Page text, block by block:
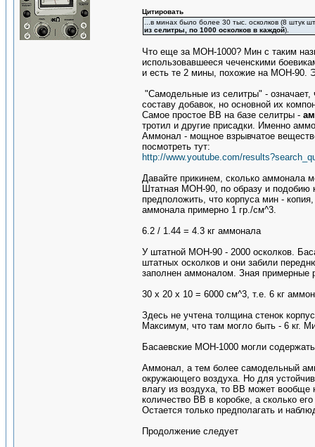
Цитировать
...в минах было более 30 тыс. осколков (8 штук
из селитры, по 1000 осколков в каждой).
Что еще за МОН-1000? Мин с таким
использовавшееся чеченскими
и есть те 2 мины, похожие на МОН-90.
"Самодельные из селитры" -
составу добавок, но основной их
Самое простое ВВ на базе селитры -
тротил и другие присадки. Именно
Аммонал - мощное взрывчатое
посмотреть тут:
http://www.youtube.com/
Давайте прикинем, сколько аммонала
Штатная МОН-90, по образу и подобию
предположить, что корпуса мин -
аммонала примерно 1 гр./см^3.
6.2 / 1.44 = 4.3 кг аммонала
У штатной МОН-90 - 2000 осколков.
штатных осколков и они забили
заполнен аммоналом. Зная примерные
30 х 20 х 10 = 6000 см^3, т.е. 6 кг
Здесь не учтена толщина стенок
Максимум, что там могло быть - 6 кг.
Басаевские МОН-1000 могли
Аммонал, а тем более самодельный
окружающего воздуха. Но для
влагу из воздуха, то ВВ может вообще
количество ВВ в коробке, а сколько
Остается только предполагать и
Продолжение следует